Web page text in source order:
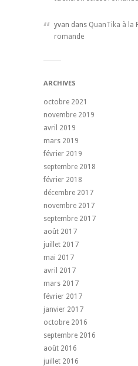
yvan dans QuanTika à la
romande
ARCHIVES
octobre 2021
novembre 2019
avril 2019
mars 2019
février 2019
septembre 2018
février 2018
décembre 2017
novembre 2017
septembre 2017
août 2017
juillet 2017
mai 2017
avril 2017
mars 2017
février 2017
janvier 2017
octobre 2016
septembre 2016
août 2016
juillet 2016